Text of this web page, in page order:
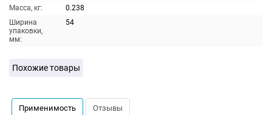
Масса, кг:
0.238
Ширина
упаковки,
мм:
54
Похожие товары
Применимость Отзывы